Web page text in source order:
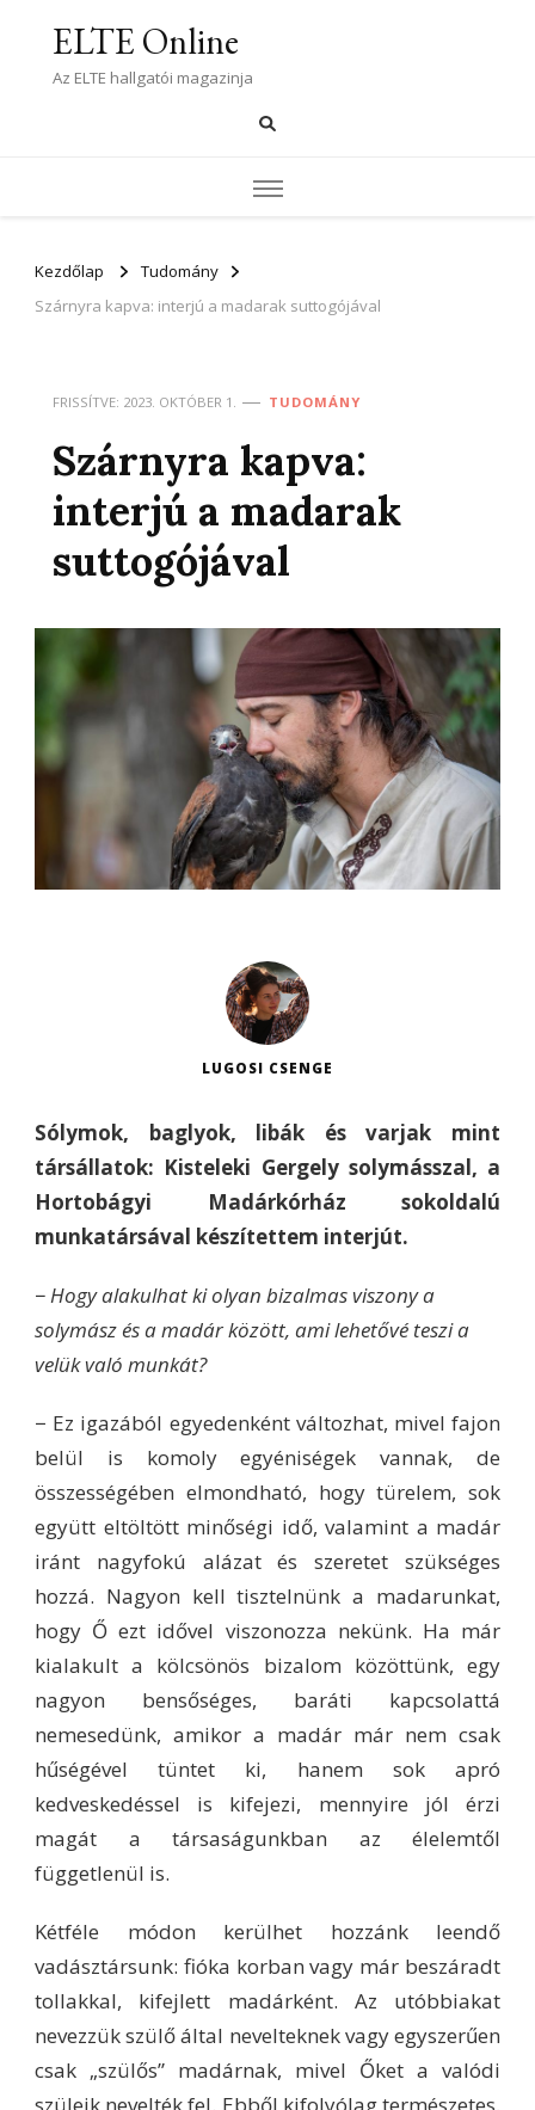
ELTE Online
Az ELTE hallgatói magazinja
Kezdőlap
Tudomány
Szárnyra kapva: interjú a madarak suttogójával
FRISSÍTVE: 2023. OKTÓBER 1. TUDOMÁNY
Szárnyra kapva:
interjú a madarak
suttogójával
LUGOSI CSENGE
Sólymok, baglyok, libák és varjak mint
társállatok: Kisteleki Gergely solymásszal, a
Hortobágyi Madárkórház sokoldalú
munkatársával készítettem interjút.
− Hogy alakulhat ki olyan bizalmas viszony a
solymász és a madár között, ami lehetővé teszi a
velük való munkát?
− Ez igazából egyedenként változhat, mivel fajon
belül is komoly egyéniségek vannak, de
összességében elmondható, hogy türelem, sok
együtt eltöltött minőségi idő, valamint a madár
iránt nagyfokú alázat és szeretet szükséges
hozzá. Nagyon kell tisztelnünk a madarunkat,
hogy Ő ezt idővel viszonozza nekünk. Ha már
kialakult a kölcsönös bizalom közöttünk, egy
nagyon bensőséges, baráti kapcsolattá
nemesedünk, amikor a madár már nem csak
hűségével tüntet ki, hanem sok apró
kedveskedéssel is kifejezi, mennyire jól érzi
magát a társaságunkban az élelemtől
függetlenül is.
Kétféle módon kerülhet hozzánk leendő
vadásztársunk: fióka korban vagy már beszáradt
tollakkal, kifejlett madárként. Az utóbbiakat
nevezzük szülő által nevelteknek vagy egyszerűen
csak „szülős” madárnak, mivel Őket a valódi